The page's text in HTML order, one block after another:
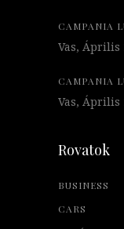
CAMPANIA
Vas, Április
CAMPANIA
Vas, Április
Rovatok
BUSINESS
CARS